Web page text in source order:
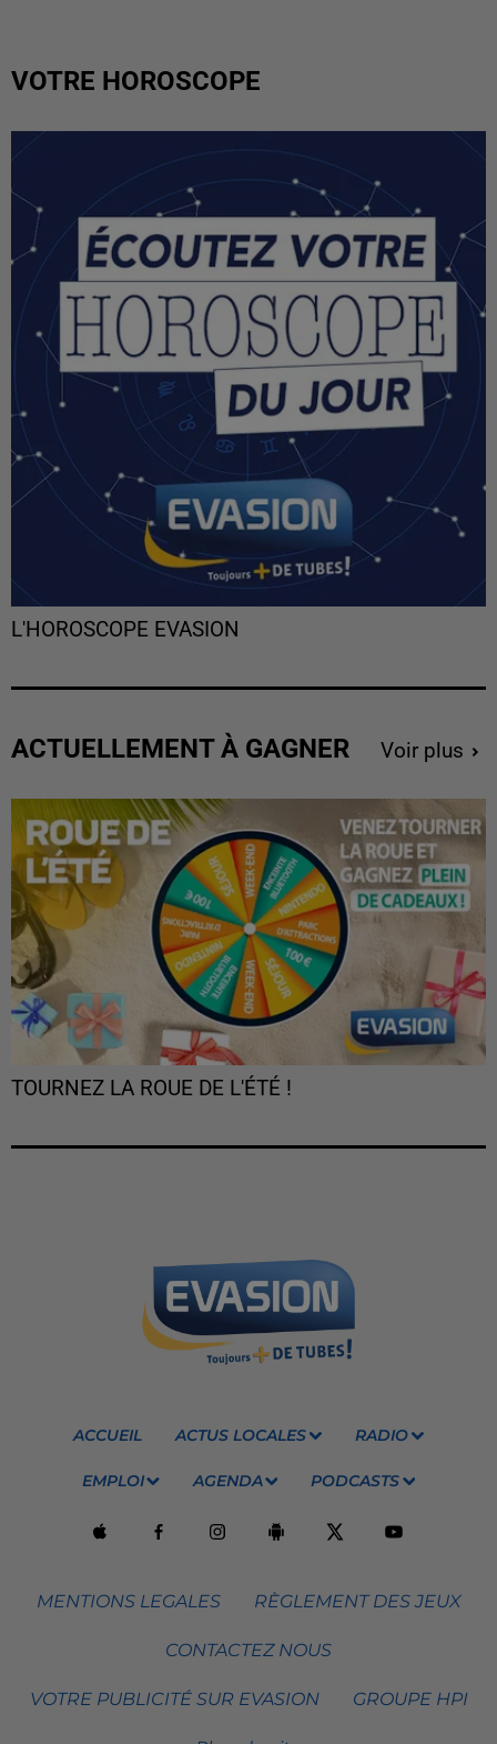
VOTRE HOROSCOPE
L'HOROSCOPE EVASION
ACTUELLEMENT À GAGNER Voir plus
TOURNEZ LA ROUE DE L'ÉTÉ !
ACCUEIL ACTUS LOCALES RADIO
EMPLOI AGENDA PODCASTS
MENTIONS LEGALES RÈGLEMENT DES JEUX
CONTACTEZ NOUS
VOTRE PUBLICITÉ SUR EVASION GROUPE HPI